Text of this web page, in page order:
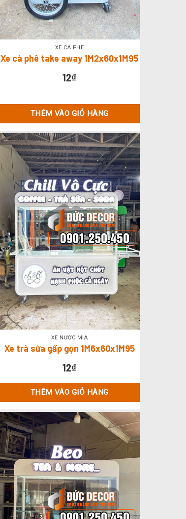
XE CÀ PHÊ
Xe cà phê take away 1M2x60x1M95
12₫
THÊM VÀO GIỎ HÀNG
XE NƯỚC MÍA
Xe trà sữa gấp gọn 1M6x60x1M95
12₫
THÊM VÀO GIỎ HÀNG